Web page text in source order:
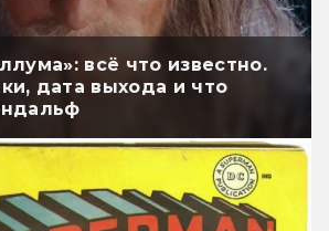
всё что известно.
дата выхода и что